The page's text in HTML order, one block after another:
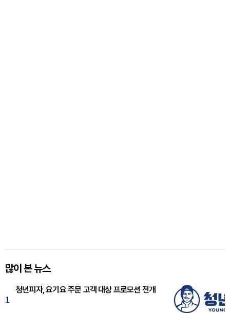
많이 본 뉴스
1
청년피자, 요기요 주문 고객 대상 프로모션 전개